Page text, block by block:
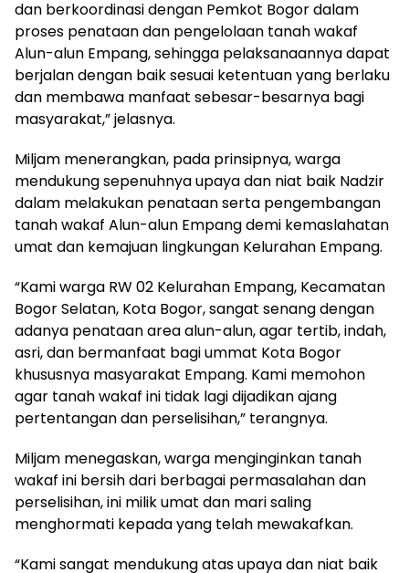
dan berkoordinasi dengan Pemkot Bogor dalam
proses penataan dan pengelolaan tanah wakaf
Alun-alun Empang, sehingga pelaksanaannya dapat
berjalan dengan baik sesuai ketentuan yang berlaku
dan membawa manfaat sebesar-besarnya bagi
masyarakat,” jelasnya.
Miljam menerangkan, pada prinsipnya, warga
mendukung sepenuhnya upaya dan niat baik Nadzir
dalam melakukan penataan serta pengembangan
tanah wakaf Alun-alun Empang demi kemaslahatan
umat dan kemajuan lingkungan Kelurahan Empang.
“Kami warga RW 02 Kelurahan Empang, Kecamatan
Bogor Selatan, Kota Bogor, sangat senang dengan
adanya penataan area alun-alun, agar tertib, indah,
asri, dan bermanfaat bagi ummat Kota Bogor
khususnya masyarakat Empang. Kami memohon
agar tanah wakaf ini tidak lagi dijadikan ajang
pertentangan dan perselisihan,” terangnya.
Miljam menegaskan, warga menginginkan tanah
wakaf ini bersih dari berbagai permasalahan dan
perselisihan, ini milik umat dan mari saling
menghormati kepada yang telah mewakafkan.
“Kami sangat mendukung atas upaya dan niat baik